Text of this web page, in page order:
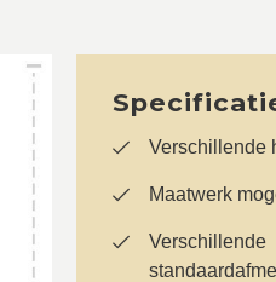
Verschillende
Maatwerk
Verschillende